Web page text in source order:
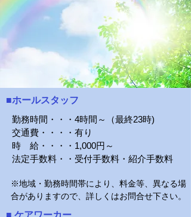
■ホールスタッフ
勤務時間・・・4時間～（最終23時)
交通費・・・・有り
時 給・・・・1,000円～
法定手数料・・受付手数料・紹介手数料
※地域・勤務時間帯により、料金等、異なる場
合がありますので、詳しくはお問合せ下さい。
■​ ケアワーカー